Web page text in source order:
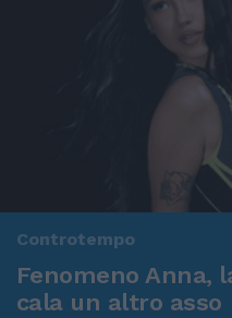
Controtempo
Fenomeno Anna,
cala un altro asso